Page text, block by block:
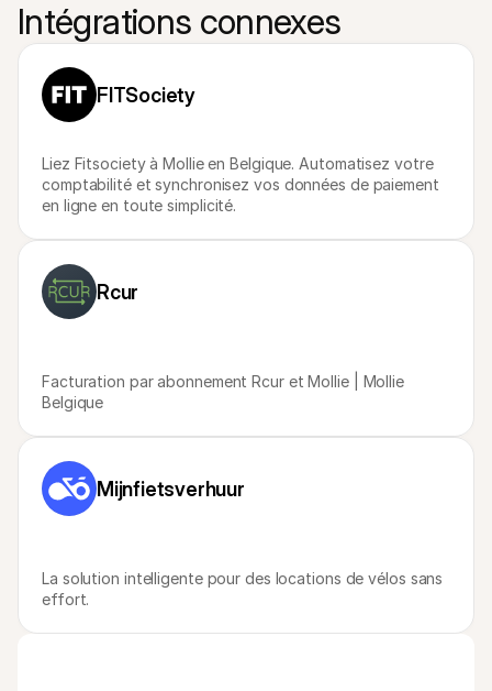
Intégrations connexes
FITSociety
Liez Fitsociety à Mollie en Belgique. Automatisez votre
comptabilité et synchronisez vos données de paiement
en ligne en toute simplicité.
Rcur
Facturation par abonnement Rcur et Mollie | Mollie
Belgique
Mijnfietsverhuur
La solution intelligente pour des locations de vélos sans
effort.
Contact
Pour les consommateurs
Découvrez pourquoi Mollie figure sur votre relevé bancaire
Pour les clients Mollie
Contactez notre équipe support
Pour obtenir un devis
Découvrez comment nous pouvons aider votre entreprise